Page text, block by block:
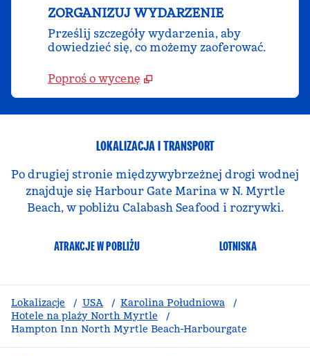
ZORGANIZUJ WYDARZENIE
Prześlij szczegóły wydarzenia, aby
dowiedzieć się, co możemy zaoferować.
Poproś o wycenę
LOKALIZACJA I TRANSPORT
Po drugiej stronie międzywybrzeżnej drogi wodnej
znajduje się Harbour Gate Marina w N. Myrtle
Beach, w pobliżu Calabash Seafood i rozrywki.
ATRAKCJE W POBLIŻU LOTNISKA
Lokalizacje / USA / Karolina Południowa
/
Hotele na plaży North Myrtle
/
Hampton Inn North Myrtle Beach-Harbourgate